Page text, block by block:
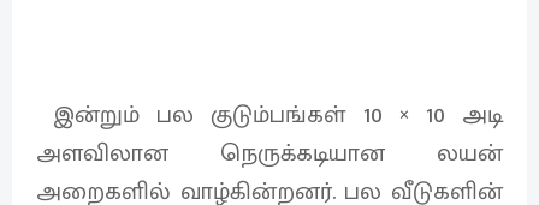
இன்றும் பல குடும்பங்கள் 10 × 10 அடி
அளவிலான நெருக்கடியான லயன்
அறைகளில் வாழ்கின்றனர். பல வீடுகளின்